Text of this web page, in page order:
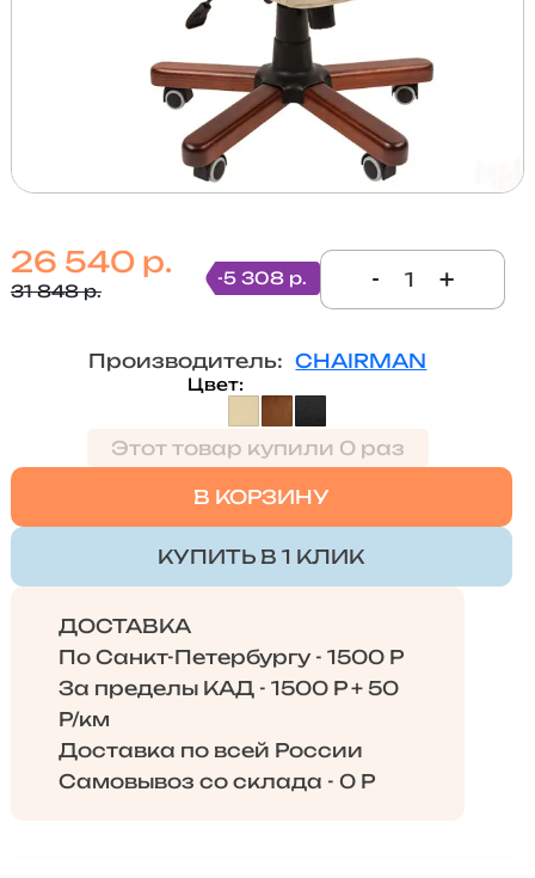
26 540 р.
31 848 р.
-5 308 р. - +
Производитель: CHAIRMAN
Цвет
Этот товар купили 0 раз
В КОРЗИНУ
КУПИТЬ В 1 КЛИК
ДОСТАВКА
По Санкт-Петербургу - 1500 Р
За пределы КАД - 1500 Р + 50
Р/км
Доставка по всей России
Самовывоз со склада - 0 Р